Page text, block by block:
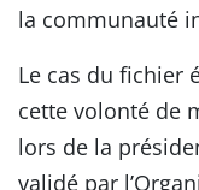
la communauté
Le cas du fichier
cette volonté de
lors de la
validé par